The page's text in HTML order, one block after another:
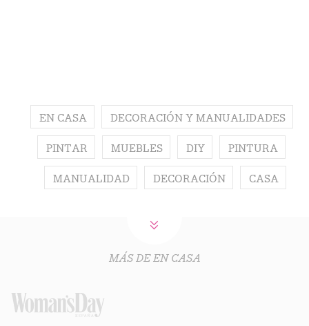
EN CASA DECORACIÓN Y MANUALIDADES
PINTAR MUEBLES DIY PINTURA
MANUALIDAD DECORACIÓN CASA
MÁS DE EN CASA